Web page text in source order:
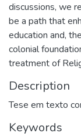
discussions, we
be a path that
education and,
colonial
treatment of
Description
Tese em texto
Keywords